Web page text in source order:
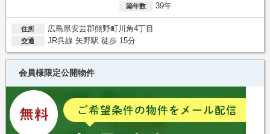
築年数 39年
住所 広島県安芸郡熊野町川角4丁目
交通 JR呉線 矢野駅 徒歩 15分
会員様限定公開物件